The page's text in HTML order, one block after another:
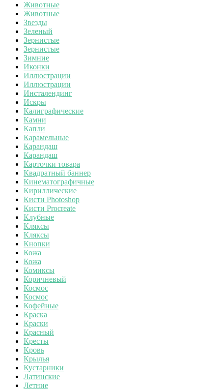
Животные
Животные
Звезды
Зеленый
Зернистые
Зернистые
Зимние
Иконки
Иллюстрации
Иллюстрации
Инсталендинг
Искры
Калиграфические
Камни
Капли
Карамельные
Карандаш
Карандаш
Карточки товара
Квадратный баннер
Кинематографичные
Кириллические
Кисти Photoshop
Кисти Procreate
Клубные
Кляксы
Кляксы
Кнопки
Кожа
Кожа
Комиксы
Коричневый
Космос
Космос
Кофейные
Краска
Краски
Красный
Кресты
Кровь
Крылья
Кустарники
Латинские
Летние